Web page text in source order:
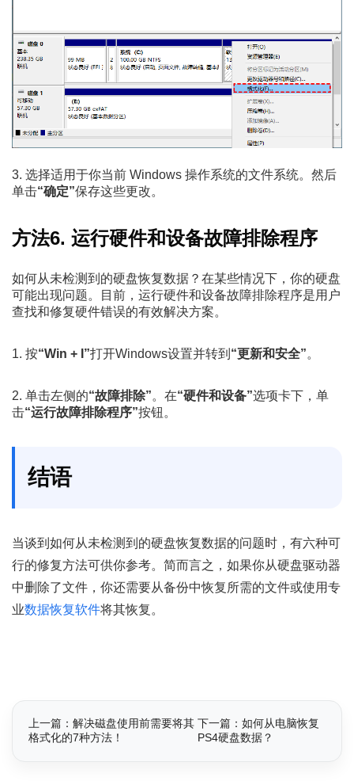
3. 选择适用于你当前 Windows 操作系统的文件系统。然后
单击“确定”保存这些更改。
方法6. 运行硬件和设备故障排除程序
如何从未检测到的硬盘恢复数据？在某些情况下，你的硬盘
可能出现问题。目前，运行硬件和设备故障排除程序是用户
查找和修复硬件错误的有效解决方案。
1. 按“Win + I”打开Windows设置并转到 “更新和安全”。
2. 单击左侧的“故障排除”。在“硬件和设备”选项卡下，单
击“运行故障排除程序”按钮。
结语
当谈到如何从未检测到的硬盘恢复数据的问题时，有六种可
行的修复方法可供你参考。简而言之，如果你从硬盘驱动器
中删除了文件，你还需要从备份中恢复所需的文件或使用专
业数据恢复软件将其恢复。
上一篇：解决磁盘使用前需要将其
格式化的7种方法！
下一篇：如何从电脑恢复
PS4硬盘数据？